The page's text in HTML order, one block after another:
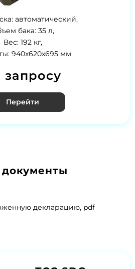
автоматический,
бака: 35 л,
Вес: 192 кг,
940x620x695 мм,
запросу
Перейти
декларацию, pdf